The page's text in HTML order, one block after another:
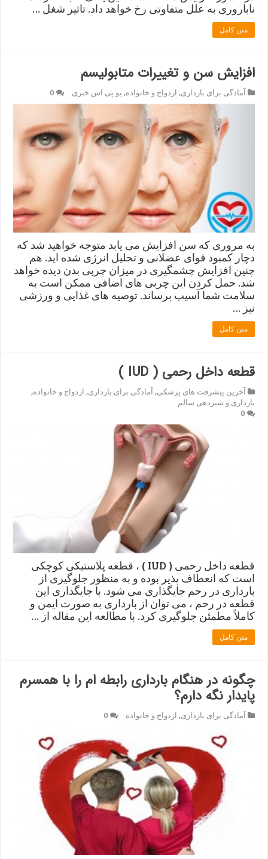
ناباروری به علل متفاوتی رخ خواهد داد. تاثیر شغل …
متن کامل
افزایش سن و تغییرات متابولیسم
آمادگی برای بارداری, ازدواج و خانواده, یو پی اس خبری 0
به مروری که سن افزایش می یابد متوجه خواهید شد که
دچار کمبود قوای عضلانی و تحلیل انرژی شده اید. هم
چنین افزایش چشمگیری در میزان چربی بدن دیده خواهد
شد. حمل کردن این چربی های اضافی ممکن است به
سلامت شما آسیب برساند. توصیه های غذایی و ورزشی
نیز …
متن کامل
قطعه داخل رحمی ( IUD )
آخرین پیشرفت های پزشکی,آمادگی برای بارداری, ازدواج و خانواده,
بارداری و شیردهی سالم
0
قطعه داخل رحمی ( IUD ) ، قطعه پلاستیکی کوچکی
است که انعطاف پذیر بوده و به منظور جلوگیری از
بارداری در رحم جایگذاری می شود. با جایگذاری این
قطعه در رحم ، می توان از بارداری به صورت ایمن و
کاملاً مطمئن جلوگیری کرد. با مطالعه این مقاله از …
متن کامل
چگونه در هنگام بارداری رابطه ام را با همسرم
پایدار نگه دارم؟
آمادگی برای بارداری, ازدواج و خانواده 0